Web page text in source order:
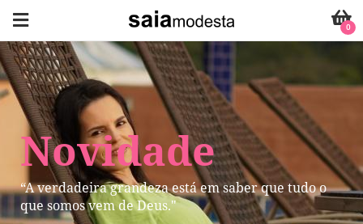
Novidade
“A verdadeira grandeza está em saber que tudo o
que somos vem de Deus."
0